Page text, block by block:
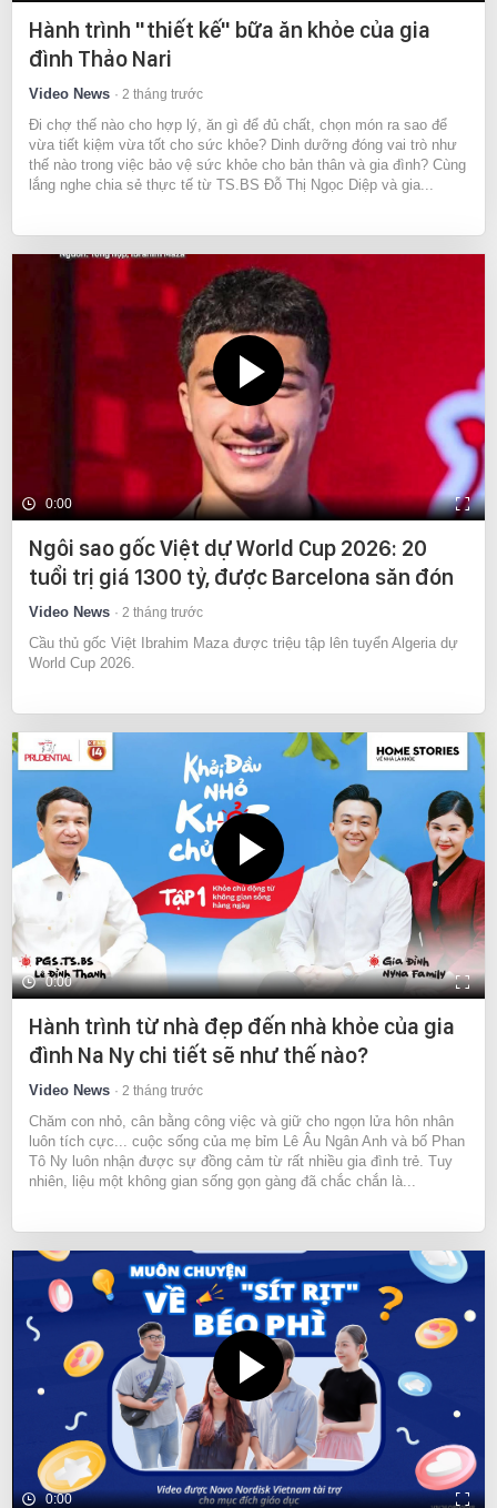
Hành trình "thiết kế" bữa ăn khỏe của gia
đình Thảo Nari
Video News 2 tháng trước
Đi chợ thế nào cho hợp lý, ăn gì để đủ chất, chọn món ra sao để
vừa tiết kiệm vừa tốt cho sức khỏe? Dinh dưỡng đóng vai trò như
thế nào trong việc bảo vệ sức khỏe cho bản thân và gia đình? Cùng
lắng nghe chia sẻ thực tế từ TS.BS Đỗ Thị Ngọc Diệp và gia...
0:00
Ngôi sao gốc Việt dự World Cup 2026: 20
tuổi trị giá 1300 tỷ, được Barcelona săn đón
Video News 2 tháng trước
Cầu thủ gốc Việt Ibrahim Maza được triệu tập lên tuyển Algeria dự
World Cup 2026.
0:00
Hành trình từ nhà đẹp đến nhà khỏe của gia
đình Na Ny chi tiết sẽ như thế nào?
Video News 2 tháng trước
Chăm con nhỏ, cân bằng công việc và giữ cho ngọn lửa hôn nhân
luôn tích cực... cuộc sống của mẹ bỉm Lê Âu Ngân Anh và bố Phan
Tô Ny luôn nhận được sự đồng cảm từ rất nhiều gia đình trẻ. Tuy
nhiên, liệu một không gian sống gọn gàng đã chắc chắn là...
0:00